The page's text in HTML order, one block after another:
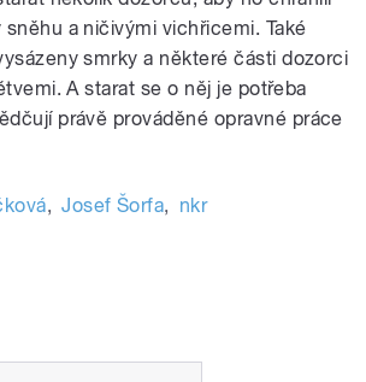
a ničivými vichřicemi. Také
smrky a některé části dozorci
A starat se o něj je potřeba
právě prováděné opravné práce
, Josef Šorfa, nkr